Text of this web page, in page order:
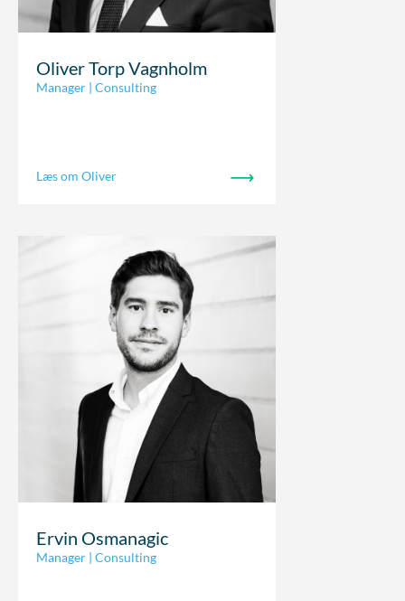
Oliver Torp Vagnholm
Manager | Consulting
Læs om Oliver
Ervin Osmanagic
Manager | Consulting